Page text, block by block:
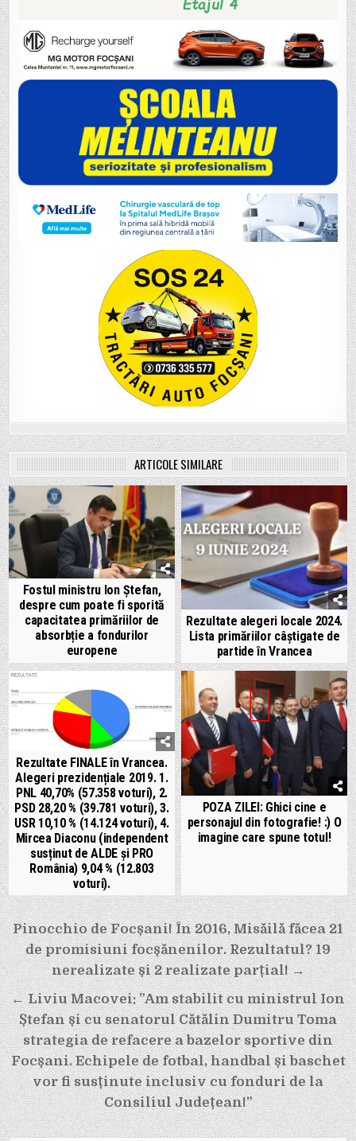
ARTICOLE SIMILARE
Fostul ministru Ion Ștefan,
despre cum poate fi sporită
capacitatea primăriilor de
absorbție a fondurilor
europene
Rezultate alegeri locale 2024.
Lista primăriilor câștigate de
partide în Vrancea
Rezultate FINALE în Vrancea.
Alegeri prezidențiale 2019. 1.
PNL 40,70% (57.358 voturi), 2.
PSD 28,20 % (39.781 voturi), 3.
USR 10,10 % (14.124 voturi), 4.
Mircea Diaconu (independent
susținut de ALDE și PRO
România) 9,04 % (12.803
voturi).
POZA ZILEI: Ghici cine e
personajul din fotografie! :) O
imagine care spune totul!
Navigare
în
articole
Pinocchio de Focșani! În 2016, Misăilă făcea 21
de promisiuni focșănenilor. Rezultatul? 19
nerealizate și 2 realizate parțial! →
← Liviu Macovei: ”Am stabilit cu ministrul Ion
Ștefan și cu senatorul Cătălin Dumitru Toma
strategia de refacere a bazelor sportive din
Focșani. Echipele de fotbal, handbal și baschet
vor fi susținute inclusiv cu fonduri de la
Consiliul Județean!”